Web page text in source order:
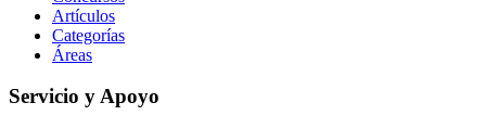
Artículos
Categorías
Áreas
Servicio y Apoyo